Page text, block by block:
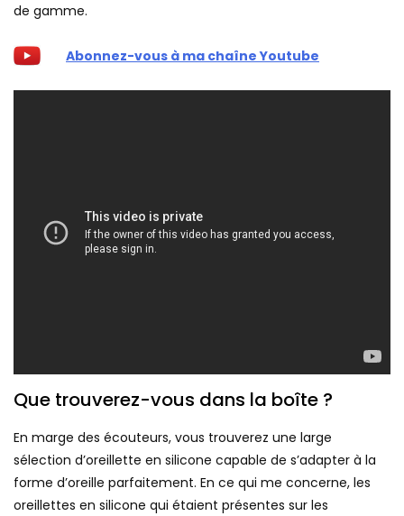
de gamme.
Abonnez-vous à ma chaîne Youtube
Que trouverez-vous dans la boîte ?
En marge des écouteurs, vous trouverez une large
sélection d’oreillette en silicone capable de s’adapter à la
forme d’oreille parfaitement. En ce qui me concerne, les
oreillettes en silicone qui étaient présentes sur les